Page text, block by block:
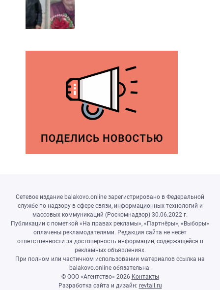
Сетевое издание balakovo.online зарегистрировано в Федеральной
службе по надзору в сфере связи, информационных технологий и
массовых коммуникаций (Роскомнадзор) 30.06.2022 г.
Публикации с пометкой «На правах рекламы», «Партнёры», «Выборы»
оплачены рекламодателями. Редакция сайта не несёт
ответственности за достоверность информации, содержащейся в
рекламных объявлениях.
При полном или частичном использовании материалов ссылка на
balakovo.online обязательна.
© ООО «Агентство» 2026 Контакты
Разработка сайта и дизайн: revtail.ru